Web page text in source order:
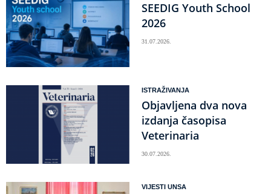
SEEDIG Youth School
2026
31.07.2026.
ISTRAŽIVANJA
Objavljena dva nova
izdanja časopisa
Veterinaria
30.07.2026.
VIJESTI UNSA